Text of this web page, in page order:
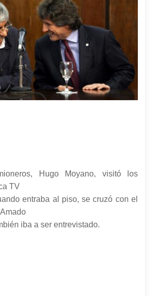
Hugo Moyano, visitó los
TV
entraba al piso, se cruzó con el
iba a ser entrevistado.